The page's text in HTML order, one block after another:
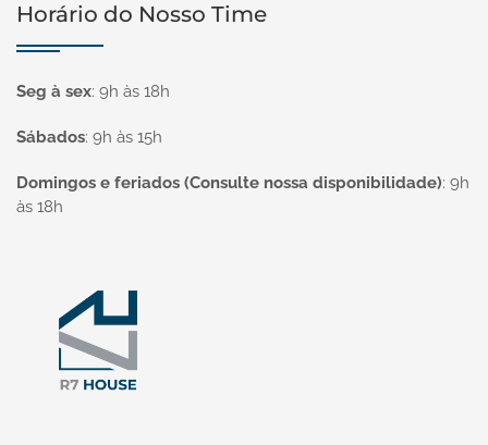
Horário do Nosso Time
Seg à sex: 9h às 18h
Sábados: 9h às 15h
Domingos e feriados (Consulte nossa disponibilidade): 9h
às 18h